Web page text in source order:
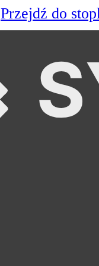
Przejdź do